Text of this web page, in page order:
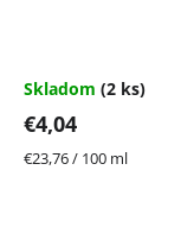
Skladom (2 ks)
€4,04
Jednotková
€23,76 / 100 ml